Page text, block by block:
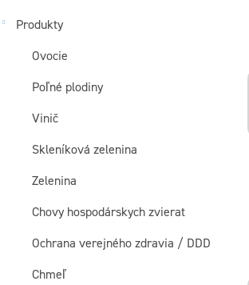
n
Produkty
Ovocie
Poľné plodiny
Vinič
Skleníková zelenina
Zelenina
Chovy hospodárskych zvierat
Ochrana verejného zdravia / DDD
Chmeľ